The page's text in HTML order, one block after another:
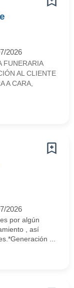
2026
FUNERARIA
AL CLIENTE
A CARA,
2026
por algún
, así
...